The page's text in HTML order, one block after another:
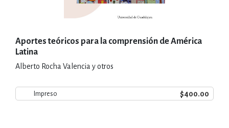
Aportes teóricos para la comprensión de América
Latina
Alberto Rocha Valencia y otros
Impreso $400.00